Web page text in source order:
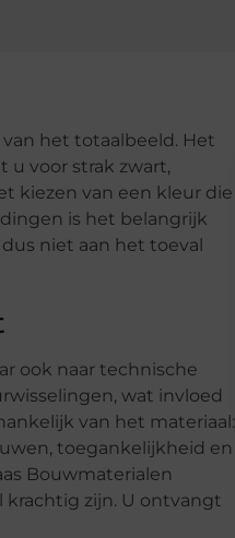
het totaalbeeld. Het
u voor strak zwart,
kiezen van een kleur die
is het belangrijk
niet aan het toeval
ook naar technische
wat invloed
van het materiaal:
toegankelijkheid en
Bouwmaterialen
krachtig zijn. U ontvangt